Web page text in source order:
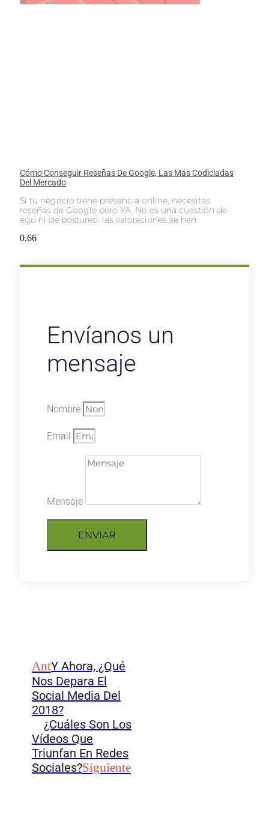
Cómo Conseguir Reseñas De Google, Las Más Codiciadas
Del Mercado
Si tu negocio tiene presencia online, necesitas
reseñas de Google pero YA. No es una cuestión de
ego ni de postureo: las valoraciones se han
Envíanos un
mensaje
Nombre
Email
Mensaje
ENVIAR
AntY Ahora, ¿qué
Nos Depara El
Social Media Del
2018?
¿Cuáles Son Los
Vídeos Que
Triunfan En Redes
Sociales?Siguiente